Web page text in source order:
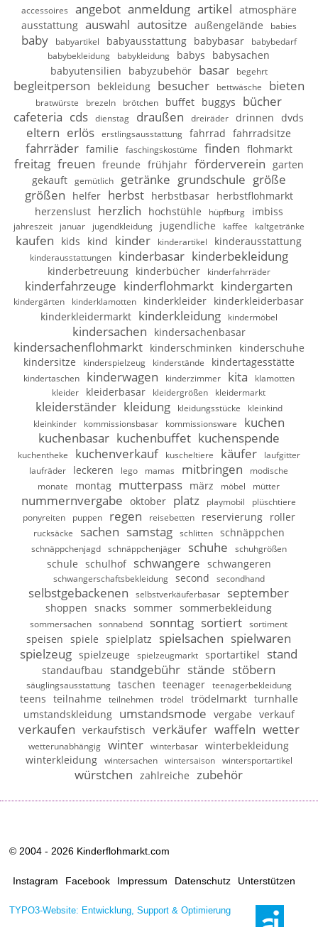
accessoires angebot anmeldung artikel atmosphäre
ausstattung auswahl autositze außengelände babies
baby babyartikel babyausstattung babybasar
babybedarf
babybekleidung
babykleidung babys
babysachen
babyutensilien
babyzubehör basar begehrt
begleitperson bekleidung besucher bettwäsche bieten
bratwürste brezeln brötchen buffet buggys
bücher
cafeteria cds dienstag draußen dreiräder drinnen dvds
eltern erlös erstlingsausstattung fahrrad fahrradsitze
fahrräder familie faschingskostüme finden flohmarkt
freitag freuen freunde frühjahr förderverein garten
gekauft
gemütlich getränke grundschule größe
größen
helfer herbst herbstbasar herbstflohmarkt
herzenslust herzlich hochstühle hüpfburg imbiss
jahreszeit januar jugendkleidung jugendliche kaffee kaltgetränke
kaufen kids kind kinder kinderartikel kinderausstattung
kinderausstattungen kinderbasar kinderbekleidung
kinderbetreuung kinderbücher kinderfahrräder
kinderfahrzeuge kinderflohmarkt kindergarten
kindergärten kinderklamotten kinderkleider kinderkleiderbasar
kinderkleidermarkt kinderkleidung kindermöbel
kindersachen kindersachenbasar
kindersachenflohmarkt kinderschminken
kinderschuhe
kindersitze
kinderspielzeug kinderstände kindertagesstätte
kindertaschen kinderwagen kinderzimmer kita
klamotten
kleider
kleiderbasar kleidergrößen kleidermarkt
kleiderständer kleidung kleidungsstücke
kleinkind
kleinkinder
kommissionsbasar kommissionsware
kuchen
kuchenbasar kuchenbuffet kuchenspende
kuchentheke kuchenverkauf kuscheltiere käufer
laufgitter
laufräder
leckeren lego mamas mitbringen
modische
monate
montag mutterpass märz möbel mütter
nummernvergabe oktober platz playmobil
plüschtiere
ponyreiten
puppen regen reisebetten reservierung roller
rucksäcke sachen samstag schlitten schnäppchen
schnäppchenjagd schnäppchenjäger schuhe schuhgrößen
schule schulhof schwangere schwangeren
schwangerschaftsbekleidung second secondhand
selbstgebackenen selbstverkäuferbasar september
shoppen snacks sommer sommerbekleidung
sommersachen sonnabend sonntag sortiert sortiment
speisen spiele spielplatz spielsachen spielwaren
spielzeug spielzeuge spielzeugmarkt sportartikel stand
standaufbau standgebühr stände stöbern
säuglingsausstattung taschen teenager teenagerbekleidung
teens teilnahme teilnehmen trödel trödelmarkt turnhalle
umstandskleidung umstandsmode vergabe verkauf
verkaufen verkaufstisch verkäufer waffeln wetter
wetterunabhängig winter winterbasar
winterbekleidung
winterkleidung
wintersachen wintersaison wintersportartikel
würstchen zahlreiche zubehör
© 2004 - 2026 Kinderflohmarkt.com
Instagram Facebook Impressum Datenschutz Unterstützen
TYPO3-Website: Entwicklung, Support & Optimierung